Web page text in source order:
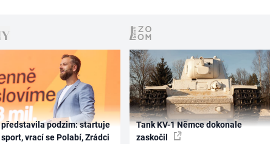
představila podzim: startuje
vrací se Polabí, Zrádci
Tank KV-1 Němce dokonale
zaskočil